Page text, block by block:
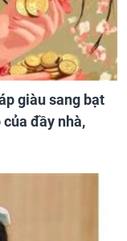
giàu sang bạt
của đầy nhà,